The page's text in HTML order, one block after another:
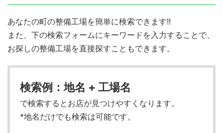
あなたの町の整備工場を簡単に検索できます!!
また、下の検索フォームにキーワードを入力することで、
お探しの整備工場を直接探すこともできます。
検索例：地名 + 工場名
で検索するとお店が見つけやすくなります。
*地名だけでも検索は可能です。